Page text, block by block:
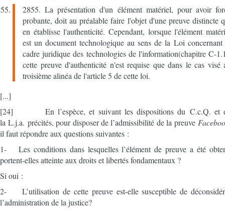
2855. La présentation d'un élément matériel, pour avoir
probante, doit au préalable faire l'objet d'une preuve distincte
en établisse l'authenticité. Cependant, lorsque l'élément
est un document technologique au sens de la Loi concernant
cadre juridique des technologies de l'information(chapitre C-
cette preuve d'authenticité n'est requise que dans le cas visé
troisième alinéa de l'article 5 de cette loi.
[...]
[24] En l’espèce, et suivant les dispositions du C.c.Q. et
la L.j.a. précités, pour disposer de l’admissibilité de la preuve
il faut répondre aux questions suivantes :
1- Les conditions dans lesquelles l’élément de preuve a été
portent-elles atteinte aux droits et libertés fondamentaux ?
Si oui :
2- L’utilisation de cette preuve est-elle susceptible de
l’administration de la justice?